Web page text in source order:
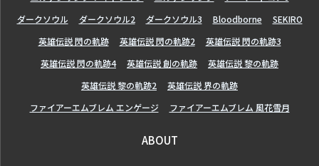
ダークソウル
ダークソウル2 ダークソウル3 Bloodborne
SEKIRO
英雄伝説 閃の軌跡
英雄伝説 閃の軌跡2
英雄伝説 閃の軌跡3
英雄伝説 閃の軌跡4
英雄伝説 創の軌跡
英雄伝説 黎の軌跡
英雄伝説 黎の軌跡2
英雄伝説 界の軌跡
ファイアーエムブレム エンゲージ
ファイアーエムブレム 風花雪月
ABOUT